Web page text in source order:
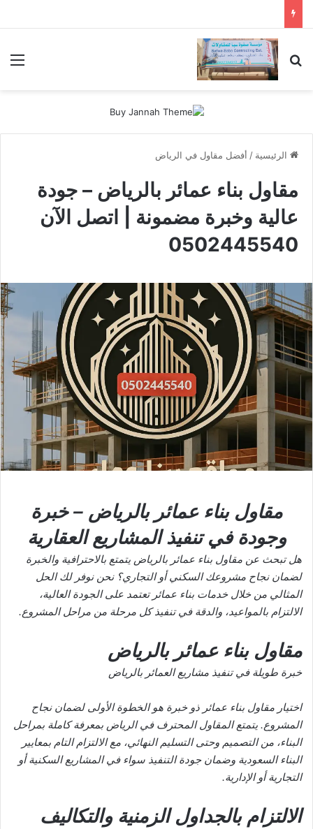
بحث عن
الرئيسية / أفضل مقاول في الرياض
مقاول بناء عمائر بالرياض – جودة
عالية وخبرة مضمونة | اتصل الآن
0502445540
مقاول بناء عمائر بالرياض – خبرة
وجودة في تنفيذ المشاريع العقارية
هل تبحث عن مقاول بناء عمائر بالرياض يتمتع بالاحترافية والخبرة
لضمان نجاح مشروعك السكني أو التجاري؟ نحن نوفر لك الحل
المثالي من خلال خدمات بناء عمائر تعتمد على الجودة العالية،
الالتزام بالمواعيد، والدقة في تنفيذ كل مرحلة من مراحل المشروع.
مقاول بناء عمائر بالرياض
خبرة طويلة في تنفيذ مشاريع العمائر بالرياض
اختيار مقاول بناء عمائر ذو خبرة هو الخطوة الأولى لضمان نجاح
المشروع. يتمتع المقاول المحترف في الرياض بمعرفة كاملة بمراحل
البناء، من التصميم وحتى التسليم النهائي، مع الالتزام التام بمعايير
البناء السعودية وضمان جودة التنفيذ سواء في المشاريع السكنية أو
التجارية أو الإدارية.
الالتزام بالجداول الزمنية والتكاليف